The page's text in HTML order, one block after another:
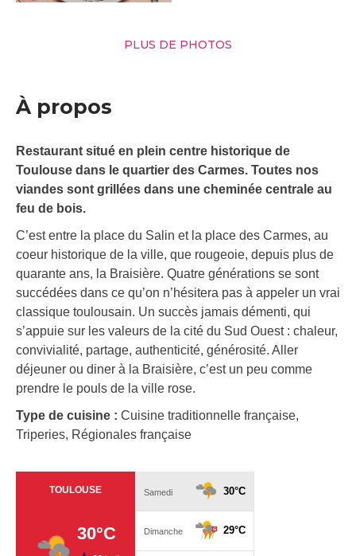
PLUS DE PHOTOS
À propos
Restaurant situé en plein centre historique de
Toulouse dans le quartier des Carmes. Toutes nos
viandes sont grillées dans une cheminée centrale au
feu de bois.
C’est entre la place du Salin et la place des Carmes, au
coeur historique de la ville, que rougeoie, depuis plus de
quarante ans, la Braisière. Quatre générations se sont
succédées dans ce qu’on n’hésitera pas à appeler un vrai
classique toulousain. Un succès jamais démenti, qui
s’appuie sur les valeurs de la cité du Sud Ouest : chaleur,
convivialité, partage, authenticité, générosité. Aller
déjeuner ou diner à la Braisière, c’est un peu comme
prendre le pouls de la ville rose.
Type de cuisine : Cuisine traditionnelle française,
Triperies, Régionales française